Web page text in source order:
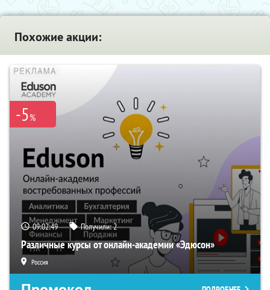
Похожие акции:
-5%
09:02:48 Получили:2
Различные курсы от онлайн-академии «Эдюсон»
Россия